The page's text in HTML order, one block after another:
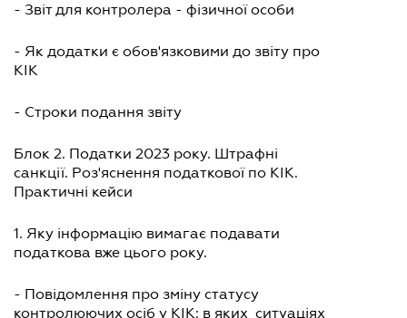
- Звіт для контролера - фізичної особи
- Як додатки є обов'язковими до звіту про
КІК
- Строки подання звіту
Блок 2. Податки 2023 року. Штрафні
санкції. Роз'яснення податкової по КІК.
Практичні кейси
1. Яку інформацію вимагає подавати
податкова вже цього року.
- Повідомлення про зміну статусу
контролюючих осіб у КІК: в яких ситуаціях